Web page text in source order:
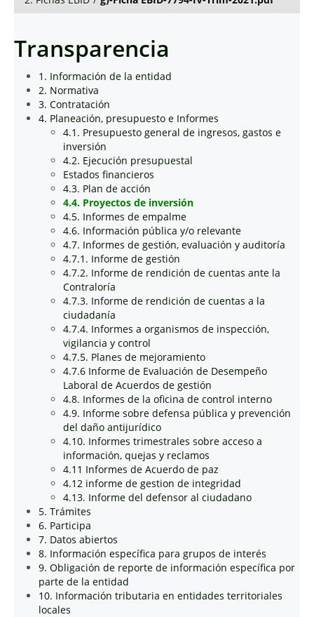
Transparencia
1. Información de la entidad
2. Normativa
3. Contratación
4. Planeación, presupuesto e Informes
4.1. Presupuesto general de ingresos, gastos e
inversión
4.2. Ejecución presupuestal
Estados financieros
4.3. Plan de acción
4.4. Proyectos de inversión
4.5. Informes de empalme
4.6. Información pública y/o relevante
4.7. Informes de gestión, evaluación y auditoría
4.7.1. Informe de gestión
4.7.2. Informe de rendición de cuentas ante la
Contraloría
4.7.3. Informe de rendición de cuentas a la
ciudadanía
4.7.4. Informes a organismos de inspección,
vigilancia y control
4.7.5. Planes de mejoramiento
4.7.6 Informe de Evaluación de Desempeño
Laboral de Acuerdos de gestión
4.8. Informes de la oficina de control interno
4.9. Informe sobre defensa pública y prevención
del daño antijurídico
4.10. Informes trimestrales sobre acceso a
información, quejas y reclamos
4.11 Informes de Acuerdo de paz
4.12 informe de gestion de integridad
4.13. Informe del defensor al ciudadano
5. Trámites
6. Participa
7. Datos abiertos
8. Información específica para grupos de interés
9. Obligación de reporte de información específica por
parte de la entidad
10. Información tributaria en entidades territoriales
locales